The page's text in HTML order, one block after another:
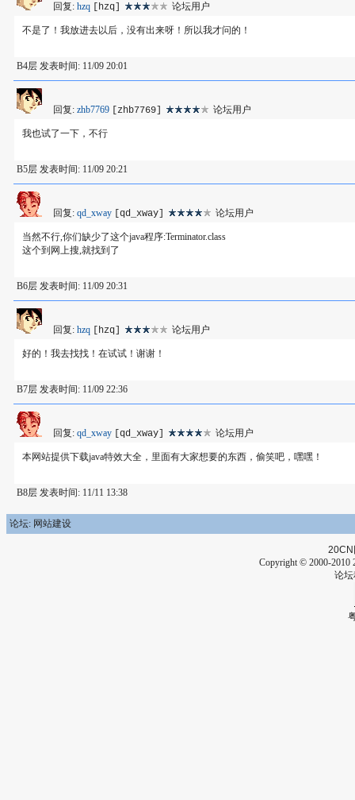
回复: hzq [hzq] 论坛用户
不是了！我放进去以后，没有出来呀！所以我才问的！
B4层 发表时间: 11/09 20:01
回复: zhb7769 [zhb7769] 论坛用户
我也试了一下，不行
B5层 发表时间: 11/09 20:21
回复: qd_xway [qd_xway] 论坛用户
当然不行,你们缺少了这个java程序:Terminator.class
这个到网上搜,就找到了
B6层 发表时间: 11/09 20:31
回复: hzq [hzq] 论坛用户
好的！我去找找！在试试！谢谢！
B7层 发表时间: 11/09 22:36
回复: qd_xway [qd_xway] 论坛用户
本网站提供下载java特效大全，里面有大家想要的东西，偷笑吧，嘿嘿！
B8层 发表时间: 11/11 13:38
论坛: 网站建设
20CN
Copyright © 2000-2010
论